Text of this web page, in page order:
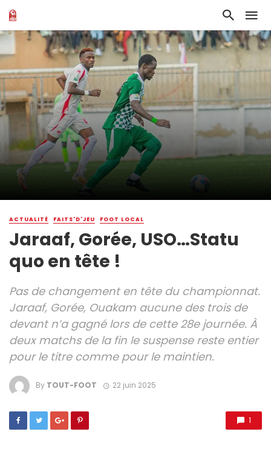
ACTUALITÉ FAITS'D'JEU FOOT LOCAL
Jaraaf, Gorée, USO…Statu
quo en tête !
Pas de changement en tête du championnat.
Jaraaf, Gorée, Ouakam aucune des trois de
devant n’a gagné lors de cette 28e journée. À
deux matchs de la fin le suspense reste entier
pour le titre comme pour le maintien.
By TOUT-FOOT 22 juin 2025
1